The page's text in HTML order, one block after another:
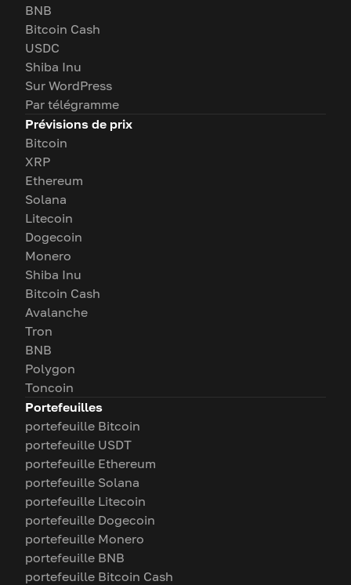
BNB
Bitcoin Cash
USDC
Shiba Inu
Sur WordPress
Par télégramme
Prévisions de prix
Bitcoin
XRP
Ethereum
Solana
Litecoin
Dogecoin
Monero
Shiba Inu
Bitcoin Cash
Avalanche
Tron
BNB
Polygon
Toncoin
Portefeuilles
portefeuille Bitcoin
portefeuille USDT
portefeuille Ethereum
portefeuille Solana
portefeuille Litecoin
portefeuille Dogecoin
portefeuille Monero
portefeuille BNB
portefeuille Bitcoin Cash